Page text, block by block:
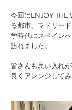
今回はENJOY THE
る都市、マドリー
学時代にスペイン
訪れました。
皆さんも思い入れ
良くアレンジしてみ